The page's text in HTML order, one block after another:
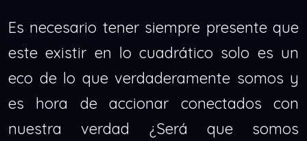
Es necesario tener siempre presente que
este existir en lo cuadrático solo es un
eco de lo que verdaderamente somos y
es hora de accionar conectados con
nuestra verdad ¿Será que somos